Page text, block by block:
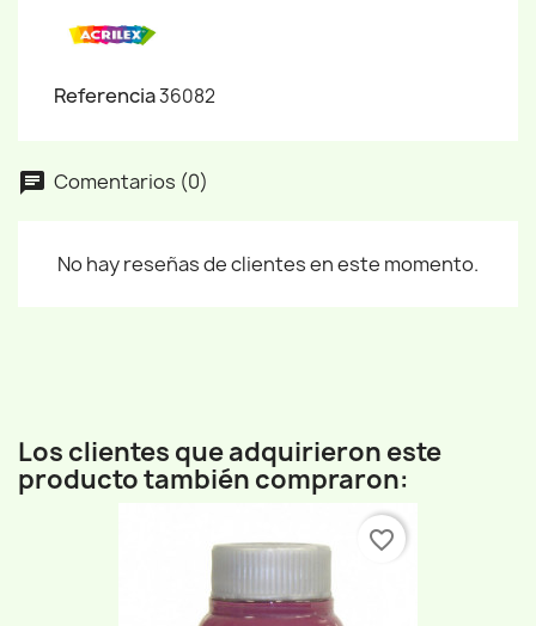
Referencia36082
Comentarios (0)
No hay reseñas de clientes en este momento.
Los clientes que adquirieron este
producto también compraron:
favorite_border